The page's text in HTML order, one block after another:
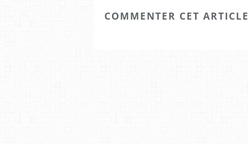
COMMENTER CET ARTICLE